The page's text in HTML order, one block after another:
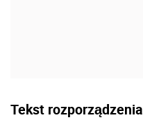
Tekst